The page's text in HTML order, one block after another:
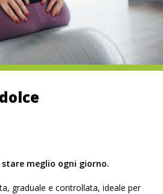
stare meglio ogni giorno.
graduale e controllata, ideale per